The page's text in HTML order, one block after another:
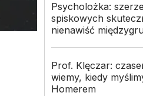
Psycholożka:
spiskowych
nienawiść
Prof. Klęczar:
wiemy, kiedy
Homerem